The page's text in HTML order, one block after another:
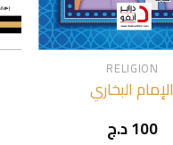
+
RELIGION
الإمام البخاري
100د.ج